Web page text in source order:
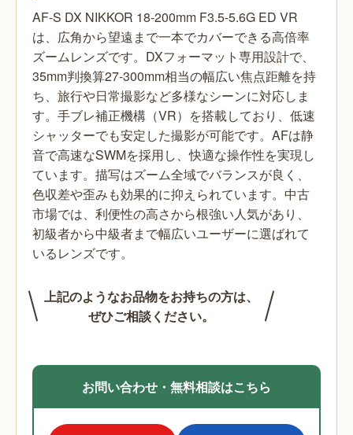
AF-S DX NIKKOR 18-200mm F3.5-5.6G ED VR
は、広角から望遠まで一本でカバーできる高倍率
ズームレンズです。DXフォーマット専用設計で、
35mm判換算27-300mm相当の幅広い焦点距離を持
ち、旅行や日常撮影など多様なシーンに対応しま
す。手ブレ補正機構（VR）を搭載しており、低速
シャッターでも安定した撮影が可能です。AFは静
音で高速なSWMを採用し、快適な操作性を実現し
ています。描写はズーム全域でバランスが良く、
色収差や歪みも効果的に抑えられています。中古
市場では、利便性の高さから根強い人気があり、
初級者から中級者まで幅広いユーザーに選ばれて
いるレンズです。
上記のようなお品物をお持ちの方は、
ぜひご相談ください。
お問い合わせ・無料相談はこちら